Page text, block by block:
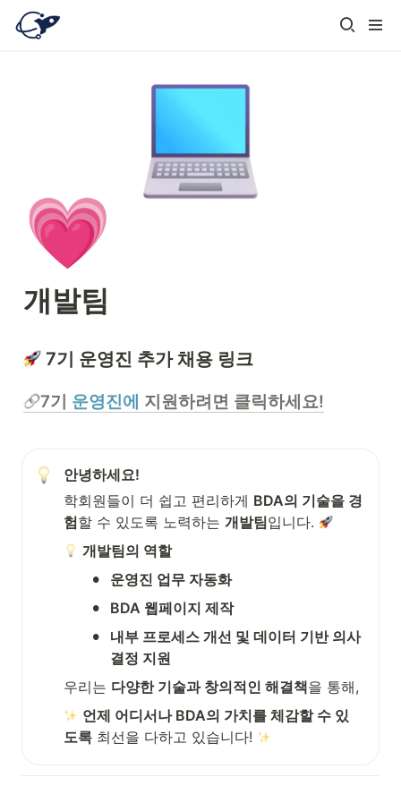
💗
개발팀
7기 운영진 추가 채용 링크
7기 운영진에 지원하려면 클릭하세요!
안녕하세요!
학회원들이 더 쉽고 편리하게 BDA의 기술을 경
험할 수 있도록 노력하는 개발팀입니다.
개발팀의 역할
• 운영진 업무 자동화
• BDA 웹페이지 제작
•
내부 프로세스 개선 및 데이터 기반 의사
결정 지원
우리는 다양한 기술과 창의적인 해결책을 통해,
언제 어디서나 BDA의 가치를 체감할 수 있
도록 최선을 다하고 있습니다!